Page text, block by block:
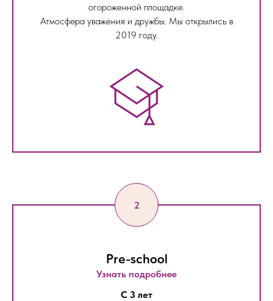
огороженной площадке.
Атмосфера уважения и дружбы. Мы открылись в
2019 году.
Pre-school
Узнать подробнее
С 3 лет